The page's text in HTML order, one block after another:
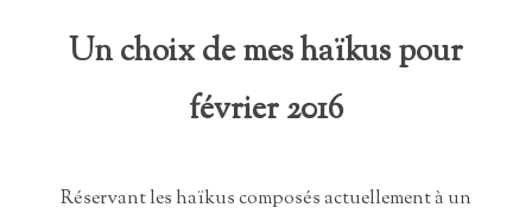
Un choix de mes haïkus pour
février 2016
Réservant les haïkus composés actuellement à un